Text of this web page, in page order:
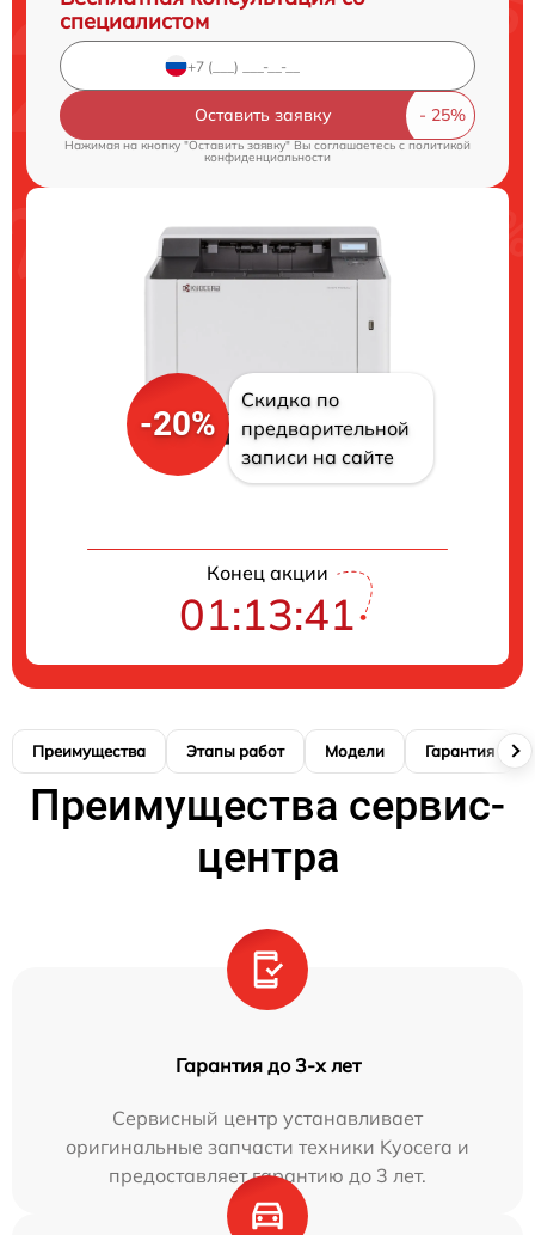
специалистом
Оставить заявку
Нажимая на кнопку "Оставить заявку" Вы соглашаетесь c политикой
конфиденциальности
-20%
Скидка по
предварительной
записи на сайте
Конец акции
01:13:40
Преимущества Этапы работ Модели Гарантия
Преимущества сервис-
центра
Гарантия до 3-х лет
Сервисный центр устанавливает
оригинальные запчасти техники Kyocera и
предоставляет гарантию до 3 лет.